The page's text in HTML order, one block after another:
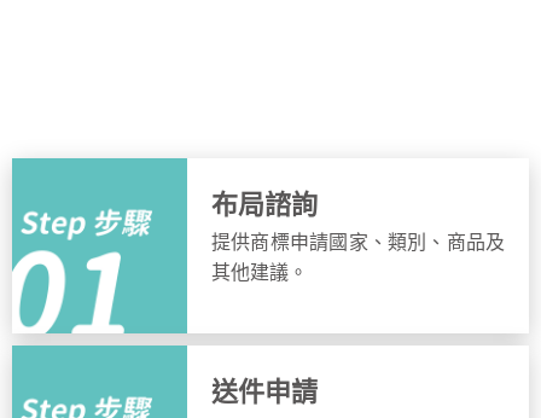
布局諮詢
提供商標申請國家、類別、商品及
其他建議。
送件申請